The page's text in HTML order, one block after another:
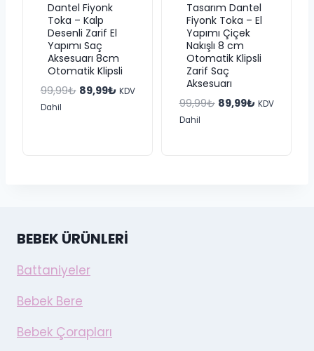
Dantel Fiyonk
Toka – Kalp
Desenli Zarif El
Yapımı Saç
Aksesuarı 8cm
Otomatik Klipsli
99,99₺ Orijinal
89,99₺Şu
KDV
Dahil
Tasarım Dantel
Fiyonk Toka – El
Yapımı Çiçek
Nakışlı 8 cm
Otomatik Klipsli
Zarif Saç
Aksesuarı
99,99₺ Orijinal
89,99₺Şu
KDV
Dahil
BEBEK ÜRÜNLERI
Battaniyeler
Bebek Bere
Bebek Çorapları